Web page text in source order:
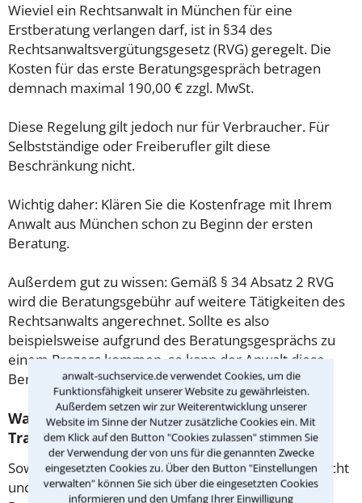
anwalt-suchservice.de verwendet Cookies, um die
Funktionsfähigkeit unserer Website zu gewährleisten.
Außerdem setzen wir zur Weiterentwicklung unserer
Website im Sinne der Nutzer zusätzliche Cookies ein. Mit
dem Klick auf den Button "Cookies zulassen" stimmen Sie
der Verwendung der von uns für die genannten Zwecke
eingesetzten Cookies zu. Über den Button "Einstellungen
verwalten" können Sie sich über die eingesetzten Cookies
informieren und den Umfang Ihrer Einwilligung
Wieviel ein Rechtsanwalt in München für eine
Erstberatung verlangen darf, ist in §34 des
Rechtsanwaltsvergütungsgesetz (RVG) geregelt. Die
Kosten für das erste Beratungsgespräch betragen
demnach maximal 190,00 € zzgl. MwSt.
Diese Regelung gilt jedoch nur für Verbraucher. Für
Selbstständige oder Freiberufler gilt diese
Beschränkung nicht.
Wichtig daher: Klären Sie die Kostenfrage mit Ihrem
Anwalt aus München schon zu Beginn der ersten
Beratung.
Außerdem gut zu wissen: Gemäß § 34 Absatz 2 RVG
wird die Beratungsgebühr auf weitere Tätigkeiten des
Rechtsanwalts angerechnet. Sollte es also
beispielsweise aufgrund des Beratungsgesprächs zu
einem Prozess kommen, so kann der Anwalt diese
Beratungsgebühr nicht mehr abrechnen.
Was tun wenn ich mir keinen Anwalt für
Transportrecht leisten kann?
Soweit die Rechtsangelegenheit noch nicht vor Gericht
und eine Rechtsberatung notwendig ist, haben